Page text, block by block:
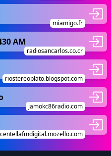
miamigo.fr
AM
radiosancarlos.co.cr
riostereoplato.blogspot.com
jamokc86radio.com
centellafmdigital.mozello.com